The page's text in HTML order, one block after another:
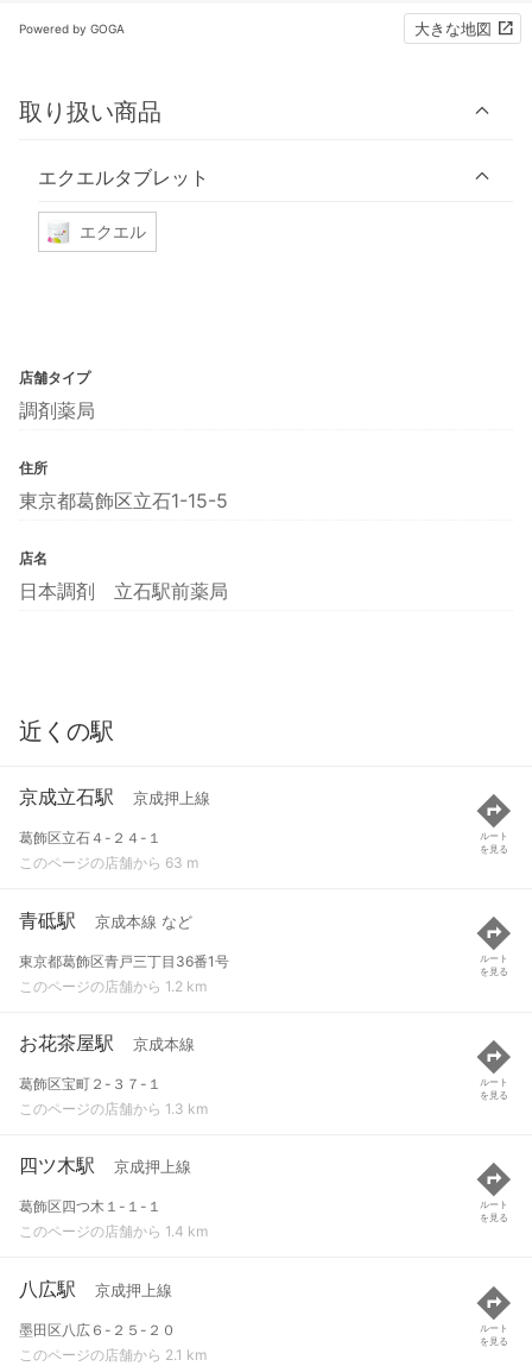
Powered by GOGA 大きな地図
取り扱い商品
エクエルタブレット
エクエル
店舗タイプ
調剤薬局
住所
東京都葛飾区立石1-15-5
店名
日本調剤 立石駅前薬局
近くの駅
京成立石駅 京成押上線
葛飾区立石４-２４-１
このページの店舗から 63 m
ルート
を見る
青砥駅 京成本線 など
東京都葛飾区青戸三丁目36番1号
このページの店舗から 1.2 km
ルート
を見る
お花茶屋駅 京成本線
葛飾区宝町２-３７-１
このページの店舗から 1.3 km
ルート
を見る
四ツ木駅 京成押上線
葛飾区四つ木１-１-１
このページの店舗から 1.4 km
ルート
を見る
八広駅 京成押上線
墨田区八広６-２５-２０
このページの店舗から 2.1 km
ルート
を見る